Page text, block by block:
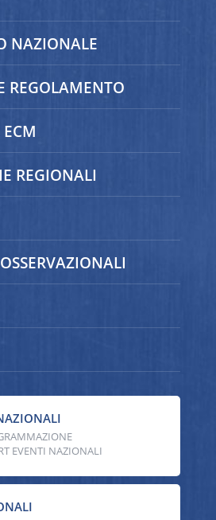
NAZIONALE
REGOLAMENTO
REGIONALI
EVENTI NAZIONALI